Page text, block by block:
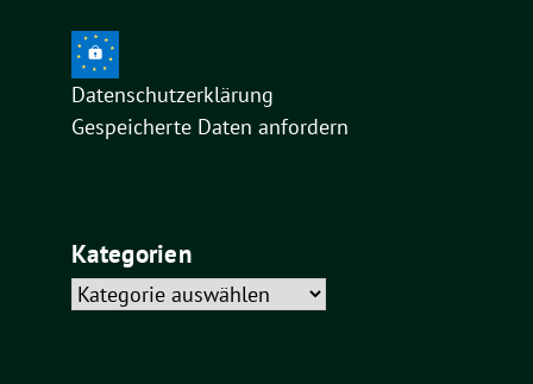
Datenschutzerklärung
Gespeicherte Daten anfordern
Kategorien
Kategorien